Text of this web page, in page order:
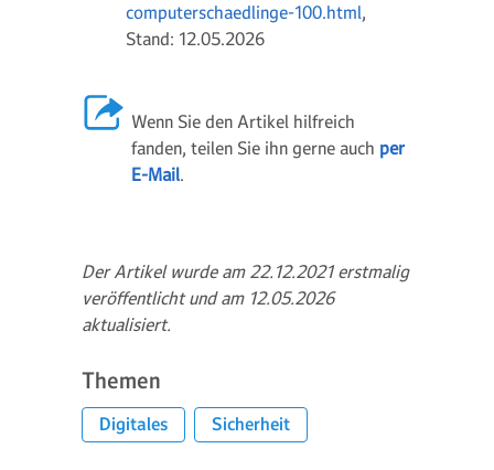
computerschaedlinge-100.html,
Stand: 12.05.2026
Wenn Sie den Artikel hilfreich
fanden, teilen Sie ihn gerne auch per
E-Mail.
Der Artikel wurde am 22.12.2021 erstmalig
veröffentlicht und am 12.05.2026
aktualisiert.
Themen
Digitales Sicherheit